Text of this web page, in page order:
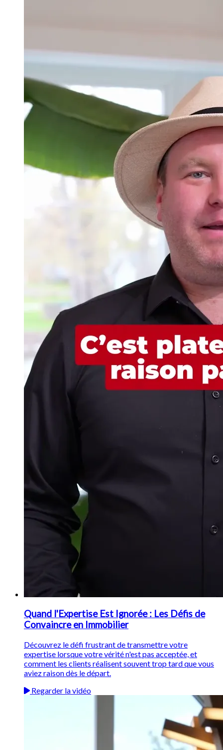
Quand l'Expertise Est Ignorée : Les Défis de
Convaincre en Immobilier
Découvrez le défi frustrant de transmettre votre
expertise lorsque votre vérité n'est pas acceptée, et
comment les clients réalisent souvent trop tard que vous
aviez raison dès le départ.
Regarder la vidéo